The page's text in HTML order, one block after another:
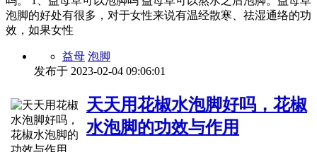
泡脚的好处有很多，对于女性来说有温经散寒、祛湿通络的功
效，如果女性
益母 泡脚
发布于 2023-02-04 09:06:01
天天用花椒水泡脚好吗，花椒
水泡脚的功效与作用